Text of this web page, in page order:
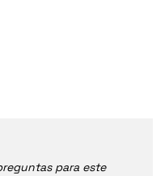
para este